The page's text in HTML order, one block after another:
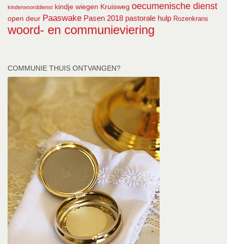
kinderwoorddienst kindje wiegen Kruisweg oecumenische dienst
open deur Paaswake Pasen 2018 pastorale hulp Rozenkrans
woord- en communieviering
COMMUNIE THUIS ONTVANGEN?